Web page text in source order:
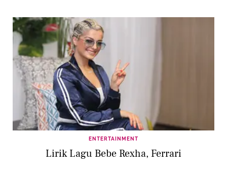
ENTERTAINMENT
Lirik Lagu Bebe Rexha, Ferrari